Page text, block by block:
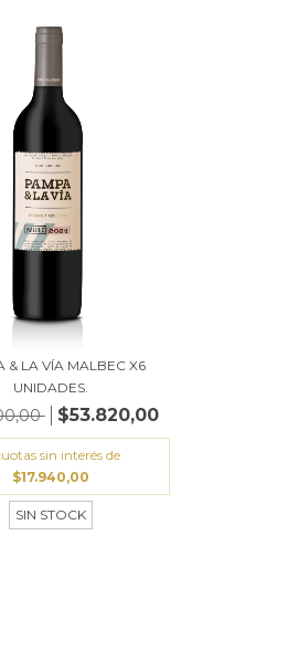
& LA VÍA MALBEC X6
UNIDADES.
$53.820,00
sin interés de
$17.940,00
SIN STOCK